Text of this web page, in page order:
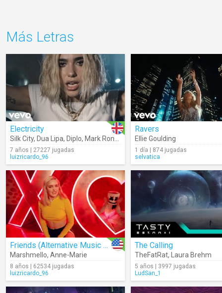
Más Letras
Electricity
Silk City, Dua Lipa, Diplo, Mark Ronson
7 años | 27227 jugadas
luizricardo_96
Ravers
Ellie Goulding
1 día | 874 jugadas
selvatica
Friends (Alternative Music Video)
Marshmello, Anne-Marie
8 años | 62534 jugadas
luizricardo_96
The Calling
TheFatRat, Laura Brehm
5 años | 3997 jugadas
LudSan_1